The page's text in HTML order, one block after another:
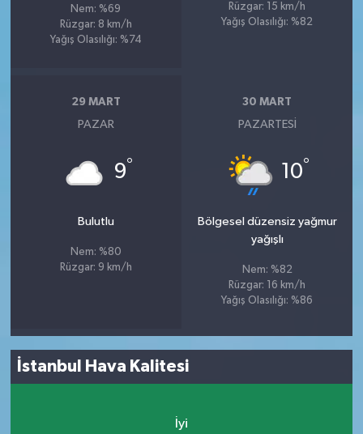
Nem: %69
Rüzgar: 8 km/h
Yağış Olasılığı: %74
Rüzgar: 15 km/h
Yağış Olasılığı: %82
29 MART
PAZAR
9°
Bulutlu
Nem: %80
Rüzgar: 9 km/h
30 MART
PAZARTESI
10°
Bölgesel düzensiz yağmur
yağışlı
Nem: %82
Rüzgar: 16 km/h
Yağış Olasılığı: %86
İstanbul Hava Kalitesi
İyi